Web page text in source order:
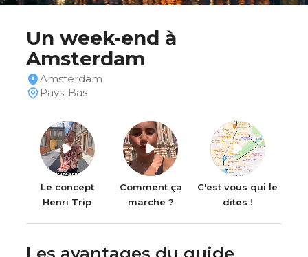
Un week-end à
Amsterdam
Amsterdam
Pays-Bas
Le concept
Henri Trip
Comment ça
marche ?
C'est vous qui le
dites !